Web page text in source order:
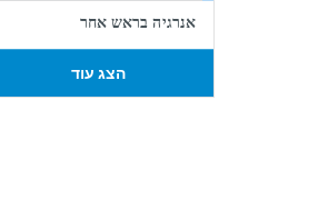
אנרגיה בראש אחר
הצג עוד